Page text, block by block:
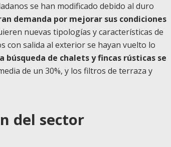
se han modificado debido al duro
demanda por mejorar sus condiciones
nuevas tipologías y características de
con salida al exterior se hayan vuelto lo
búsqueda de chalets y fincas rústicas se
de un 30%, y los filtros de terraza y
del sector